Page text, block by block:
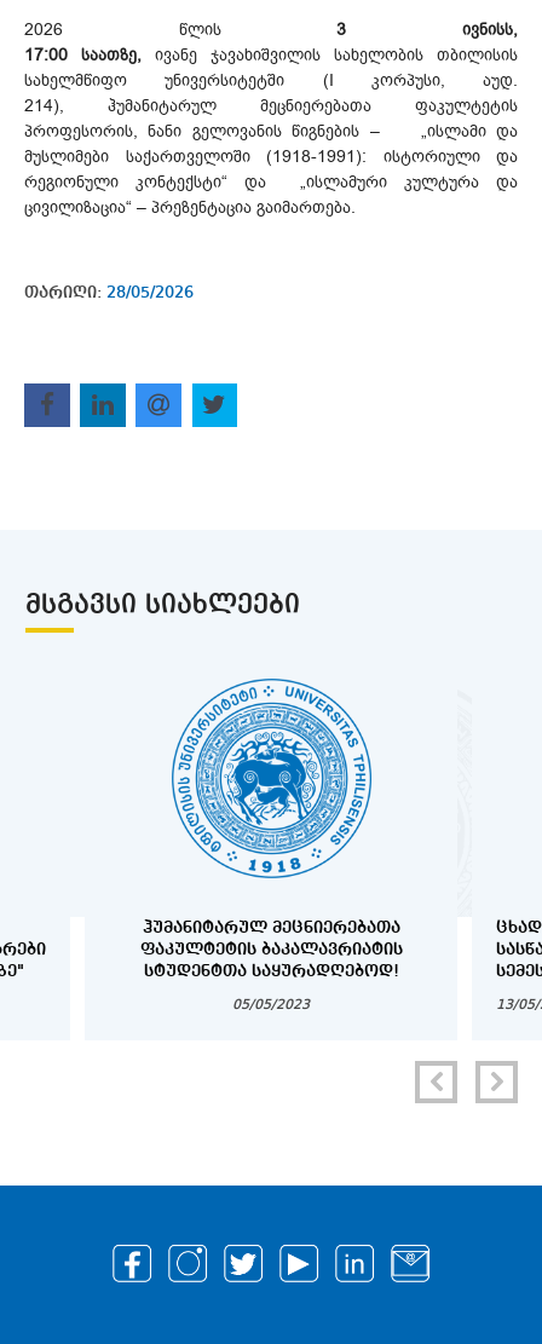
2026 წლის3 ივნისს,
17:00 საათზე, ივანე ჯავახიშვილის სახელობის თბილისის
სახელმწიფო უნივერსიტეტში (I კორპუსი, აუდ.
214), ჰუმანიტარულ მეცნიერებათა ფაკულტეტის
პროფესორის, ნანი გელოვანის წიგნების – „ისლამი და
მუსლიმები საქართველოში (1918-1991): ისტორიული და
რეგიონული კონტექსტი“ და „ისლამური კულტურა და
ცივილიზაცია“ – პრეზენტაცია გაიმართება.
თარიღი: 28/05/2026
ᲛᲡᲒᲐᲕᲡᲘ ᲡᲘᲐᲮᲚᲔᲔᲑᲘ
ᲰᲣᲛᲐᲜᲘᲢᲐᲠᲣᲚ ᲛᲔᲪᲜᲘᲔᲠᲔᲑᲐᲗᲐ
ᲤᲐᲙᲣᲚᲢᲔᲢᲘᲡ ᲑᲐᲙᲐᲚᲐᲕᲠᲘᲐᲢᲘᲡ
ᲡᲢᲣᲓᲔᲜᲢᲗᲐ ᲡᲐᲧᲣᲠᲐᲓᲦᲔᲑᲝᲓ!
05/05/2023 13/